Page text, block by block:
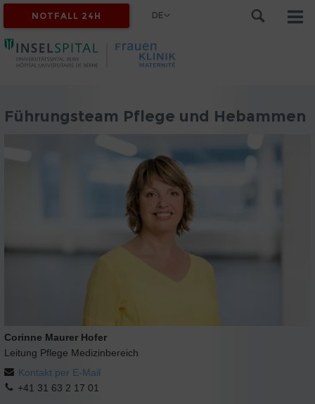
NOTFALL 24H DE
Führungsteam Pflege und Hebammen
Corinne Maurer Hofer
Leitung Pflege Medizinbereich
Kontakt per E-Mail
+41 31 63 2 17 01